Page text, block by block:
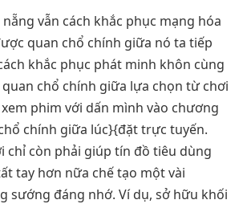
vẫn cách khắc phục mạng hóa
quan chổ chính giữa nó ta tiếp
khắc phục phát minh khôn cùng
chổ chính giữa lựa chọn từ chơi
phim với dấn mình vào chương
chính giữa lúc}{đặt trực tuyến.
chỉ còn phải giúp tín đồ tiêu dùng
tay hơn nữa chế tạo một vài
sướng đáng nhớ. Ví dụ, sở hữu khối